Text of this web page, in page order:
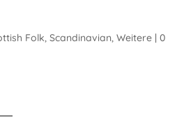
Folk,Scandinavian,Weitere |0